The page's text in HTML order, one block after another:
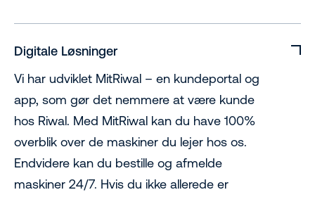
Digitale Løsninger
Vi har udviklet MitRiwal – en kundeportal og
app, som gør det nemmere at være kunde
hos Riwal. Med MitRiwal kan du have 100%
overblik over de maskiner du lejer hos os.
Endvidere kan du bestille og afmelde
maskiner 24/7. Hvis du ikke allerede er